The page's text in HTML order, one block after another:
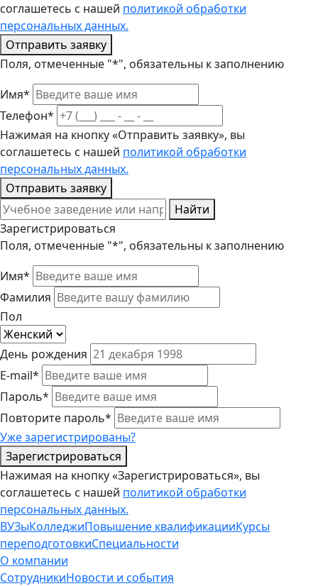
соглашетесь с нашей политикой обработки
персональных данных.
Отправить заявку
Поля, отмеченные "*", обязательны к заполнению
Имя*
Телефон*
Нажимая на кнопку «Отправить заявку», вы
соглашетесь с нашей политикой обработки
персональных данных.
Отправить заявку
Найти
Зарегистрироваться
Поля, отмеченные "*", обязательны к заполнению
Имя*
Фамилия
Пол
День рождения
E-mail*
Пароль*
Повторите пароль*
Уже зарегистрированы?
Зарегистрироваться
Нажимая на кнопку «Зарегистрироваться», вы
соглашетесь с нашей политикой обработки
персональных данных.
ВУЗыКолледжиПовышение квалификацииКурсы
переподготовкиСпециальности
О компании
СотрудникиНовости и события